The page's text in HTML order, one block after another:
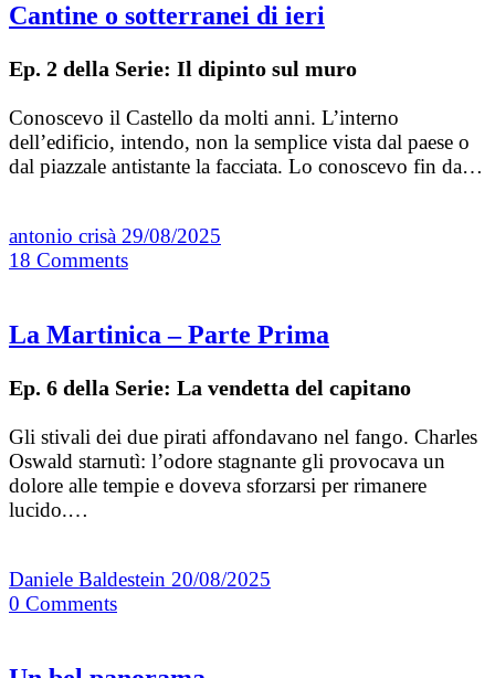
Cantine o sotterranei di ieri
Ep. 2 della Serie: Il dipinto sul muro
Conoscevo il Castello da molti anni. L’interno
dell’edificio, intendo, non la semplice vista dal paese o
dal piazzale antistante la facciata. Lo conoscevo fin da…
antonio crisà 29/08/2025
18 Comments
La Martinica – Parte Prima
Ep. 6 della Serie: La vendetta del capitano
Gli stivali dei due pirati affondavano nel fango. Charles
Oswald starnutì: l’odore stagnante gli provocava un
dolore alle tempie e doveva sforzarsi per rimanere
lucido.…
Daniele Baldestein 20/08/2025
0 Comments